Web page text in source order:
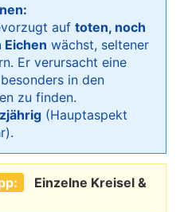
auf toten, noch
wächst, seltener
Er verursacht eine
in den
zu finden.
(Hauptaspekt
Einzelne Kreisel &